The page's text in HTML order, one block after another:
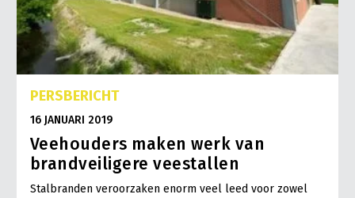
PERSBERICHT
16 JANUARI 2019
Veehouders maken werk van
brandveiligere veestallen
Stalbranden veroorzaken enorm veel leed voor zowel